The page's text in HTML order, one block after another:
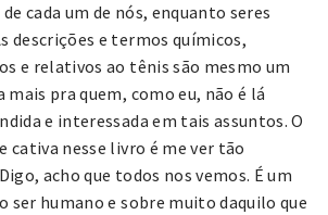
cada um de nós, enquanto seres
descrições e termos químicos,
e relativos ao tênis são mesmo um
mais pra quem, como eu, não é lá
e interessada em tais assuntos. O
cativa nesse livro é me ver tão
acho que todos nos vemos. É um
ser humano e sobre muito daquilo que